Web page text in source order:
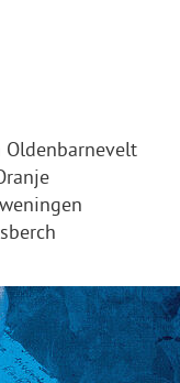
Oldenbarnevelt